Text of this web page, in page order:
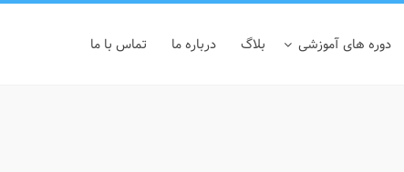
دوره های آموزشی بلاگ درباره ما تماس با ما